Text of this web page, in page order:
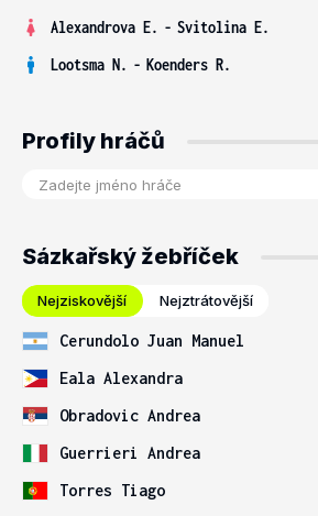
Alexandrova E. - Svitolina E.
Lootsma N. - Koenders R.
Profily hráčů
Sázkařský žebříček
Nejziskovější Nejztrátovější
Cerundolo Juan Manuel
Eala Alexandra
Obradovic Andrea
Guerrieri Andrea
Torres Tiago